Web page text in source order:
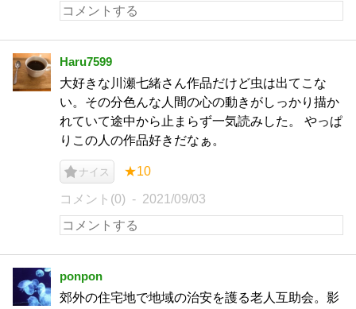
Haru7599
大好きな川瀬七緒さん作品だけど虫は出てこな
い。その分色んな人間の心の動きがしっかり描か
れていて途中から止まらず一気読みした。 やっぱ
りこの人の作品好きだなぁ。
ナイス ★10
コメント(0) 2021/09/03
ponpon
郊外の住宅地で地域の治安を護る老人互助会。影